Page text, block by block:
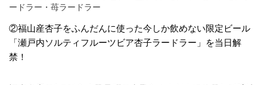
ードラー・苺ラードラー
②福山産杏子をふんだんに使った今しか飲めない限定ビール
「瀬戸内ソルティフルーツビア杏子ラードラー」を当日解
禁！